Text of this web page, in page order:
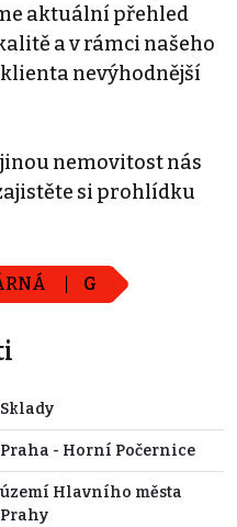
aktuální přehled
a v rámci našeho
nevýhodnější
nemovitost nás
si prohlídku
G
Sklady
Praha - Horní Počernice
území Hlavního města
Prahy